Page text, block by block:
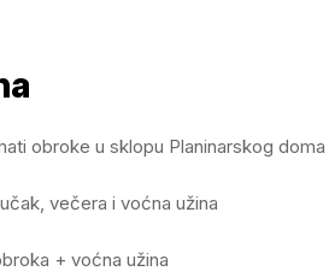
obroke u sklopu Planinarskog doma
večera i voćna užina
+ voćna užina